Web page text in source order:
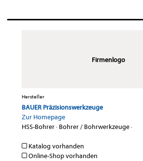
Firmenlogo
Hersteller
BAUER Präzisionswerkzeuge
Zur Homepage
HSS-Bohrer· Bohrer / Bohrwerkzeuge·
Katalog vorhanden
Online-Shop vorhanden